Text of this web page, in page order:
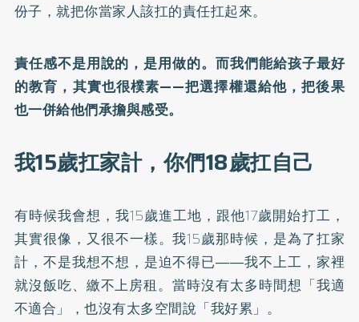
份子，就把你當家人該扛的責任扛起來。
責任感不是用說的，是用做的。而我們能給孩子最好
的教育，其實也很樸素——把選擇權還給他，把後果
也一併給他們承擔與感受。
我15歲扛家計，你們18歲扛自己
有時候我會想，我15歲進工地，跟他17歲開始打工，
其實很像，又很不一樣。我15歲那時候，是為了扛家
計，不是我想不想，是迫不得已――我不上工，家裡
就沒飯吃、繳不上房租。當時沒有太多時間想「我適
不適合」，也沒有太多空間說「我好累」。